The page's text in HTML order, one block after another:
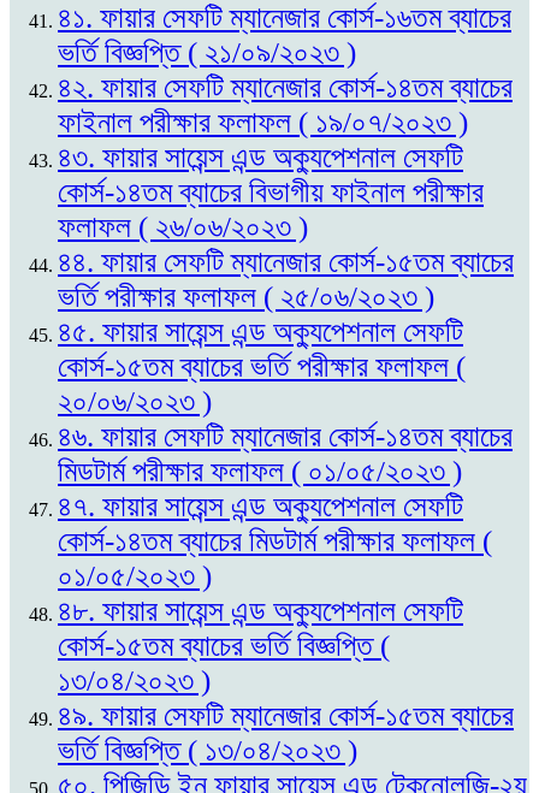
৪১. ফায়ার সেফটি ম্যানেজার কোর্স-১৬তম ব্যাচের
ভর্তি বিজ্ঞপ্তি ( ২১/০৯/২০২৩ )
৪২. ফায়ার সেফটি ম্যানেজার কোর্স-১৪তম ব্যাচের
ফাইনাল পরীক্ষার ফলাফল ( ১৯/০৭/২০২৩ )
৪৩. ফায়ার সায়েন্স এন্ড অক্যুপেশনাল সেফটি
কোর্স-১৪তম ব্যাচের বিভাগীয় ফাইনাল পরীক্ষার
ফলাফল ( ২৬/০৬/২০২৩ )
৪৪. ফায়ার সেফটি ম্যানেজার কোর্স-১৫তম ব্যাচের
ভর্তি পরীক্ষার ফলাফল ( ২৫/০৬/২০২৩ )
৪৫. ফায়ার সায়েন্স এন্ড অক্যুপেশনাল সেফটি
কোর্স-১৫তম ব্যাচের ভর্তি পরীক্ষার ফলাফল (
২০/০৬/২০২৩ )
৪৬. ফায়ার সেফটি ম্যানেজার কোর্স-১৪তম ব্যাচের
মিডটার্ম পরীক্ষার ফলাফল ( ০১/০৫/২০২৩ )
৪৭. ফায়ার সায়েন্স এন্ড অক্যুপেশনাল সেফটি
কোর্স-১৪তম ব্যাচের মিডটার্ম পরীক্ষার ফলাফল (
০১/০৫/২০২৩ )
৪৮. ফায়ার সায়েন্স এন্ড অক্যুপেশনাল সেফটি
কোর্স-১৫তম ব্যাচের ভর্তি বিজ্ঞপ্তি (
১৩/০৪/২০২৩ )
৪৯. ফায়ার সেফটি ম্যানেজার কোর্স-১৫তম ব্যাচের
ভর্তি বিজ্ঞপ্তি ( ১৩/০৪/২০২৩ )
৫০. পিজিডি ইন ফায়ার সায়েন্স এন্ড টেকনোলজি-২য়